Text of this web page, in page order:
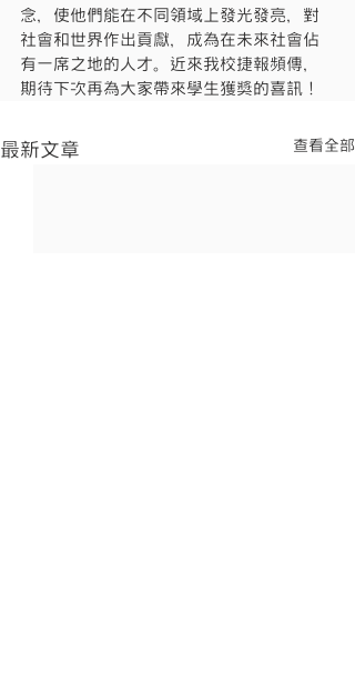
念，使他們能在不同領域上發光發亮，對
社會和世界作出貢獻，成為在未來社會佔
有一席之地的人才。近來我校捷報頻傳，
期待下次再為大家帶來學生獲獎的喜訊！
最新文章 查看全部